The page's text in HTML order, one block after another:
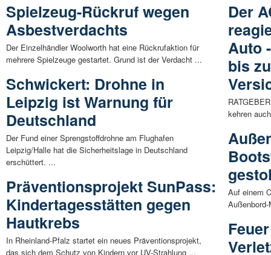
Spielzeug-Rückruf wegen
Asbestverdachts
Der Einzelhändler Woolworth hat eine Rückrufaktion für
mehrere Spielzeuge gestartet. Grund ist der Verdacht ...
Schwickert: Drohne in
Leipzig ist Warnung für
Deutschland
Der Fund einer Sprengstoffdrohne am Flughafen
Leipzig/Halle hat die Sicherheitslage in Deutschland
erschüttert. ...
Präventionsprojekt SunPass:
Kindertagesstätten gegen
Hautkrebs
In Rheinland-Pfalz startet ein neues Präventionsprojekt,
das sich dem Schutz von Kindern vor UV-Strahlung ...
Der
Auto
bis
kehren
Auf einem